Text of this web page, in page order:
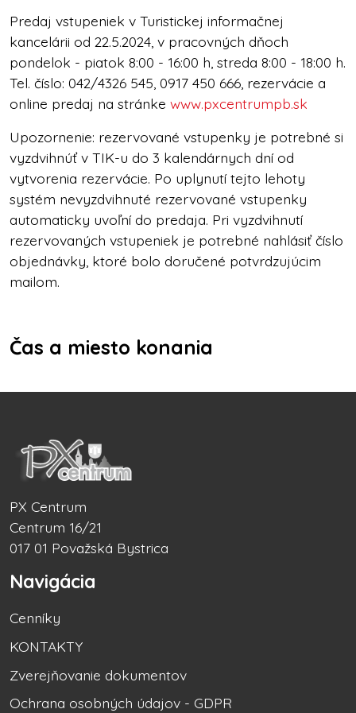
Predaj vstupeniek v Turistickej informačnej
kancelárii od 22.5.2024, v pracovných dňoch
pondelok - piatok 8:00 - 16:00 h, streda 8:00 - 18:00 h.
Tel. číslo: 042/4326 545, 0917 450 666, rezervácie a
online predaj na stránke www.pxcentrumpb.sk
Upozornenie: rezervované vstupenky je potrebné si
vyzdvihnúť v TIK-u do 3 kalendárnych dní od
vytvorenia rezervácie. Po uplynutí tejto lehoty
systém nevyzdvihnuté rezervované vstupenky
automaticky uvoľní do predaja. Pri vyzdvihnutí
rezervovaných vstupeniek je potrebné nahlásiť číslo
objednávky, ktoré bolo doručené potvrdzujúcim
mailom.
Čas a miesto konania
PX Centrum
Centrum 16/21
017 01 Považská Bystrica
Navigácia
Cenníky
KONTAKTY
Zverejňovanie dokumentov
Ochrana osobných údajov - GDPR